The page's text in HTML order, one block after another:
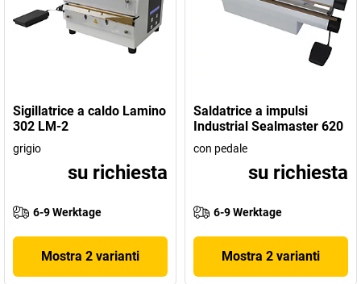
Sigillatrice a caldo Lamino
302 LM-2
grigio
su richiesta
6-9 Werktage
Mostra 2 varianti
Saldatrice a impulsi
Industrial Sealmaster 620
con pedale
su richiesta
6-9 Werktage
Mostra 2 varianti